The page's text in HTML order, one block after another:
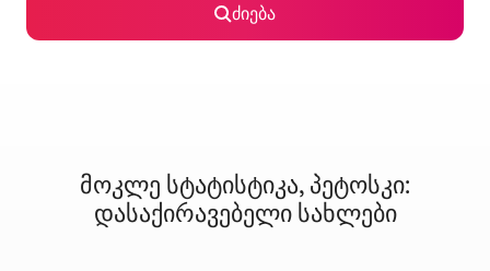
ძიება
მოკლე სტატისტიკა, პეტოსკი:
დასაქირავებელი სახლები